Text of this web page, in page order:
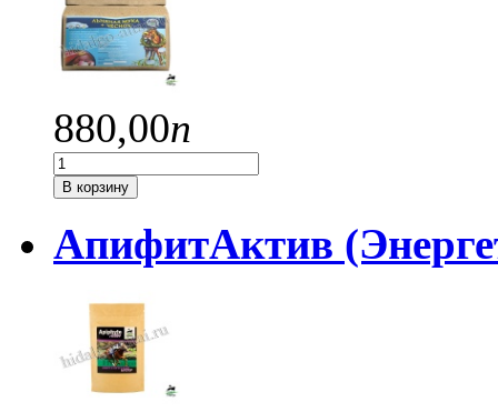
880,00п
В корзину
АпифитАктив